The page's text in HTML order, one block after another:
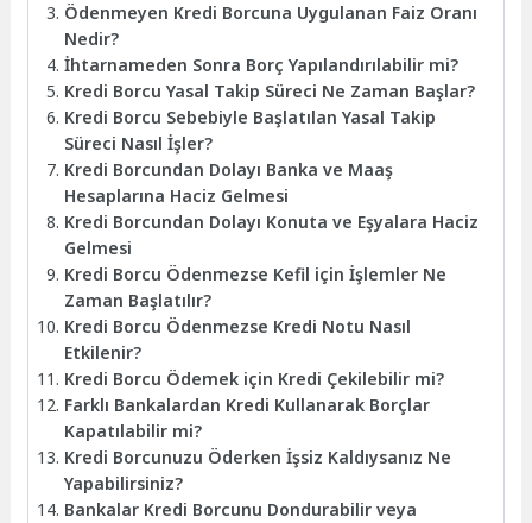
Ödenmeyen Kredi Borcuna Uygulanan Faiz Oranı
Nedir?
İhtarnameden Sonra Borç Yapılandırılabilir mi?
Kredi Borcu Yasal Takip Süreci Ne Zaman Başlar?
Kredi Borcu Sebebiyle Başlatılan Yasal Takip
Süreci Nasıl İşler?
Kredi Borcundan Dolayı Banka ve Maaş
Hesaplarına Haciz Gelmesi
Kredi Borcundan Dolayı Konuta ve Eşyalara Haciz
Gelmesi
Kredi Borcu Ödenmezse Kefil için İşlemler Ne
Zaman Başlatılır?
Kredi Borcu Ödenmezse Kredi Notu Nasıl
Etkilenir?
Kredi Borcu Ödemek için Kredi Çekilebilir mi?
Farklı Bankalardan Kredi Kullanarak Borçlar
Kapatılabilir mi?
Kredi Borcunuzu Öderken İşsiz Kaldıysanız Ne
Yapabilirsiniz?
Bankalar Kredi Borcunu Dondurabilir veya